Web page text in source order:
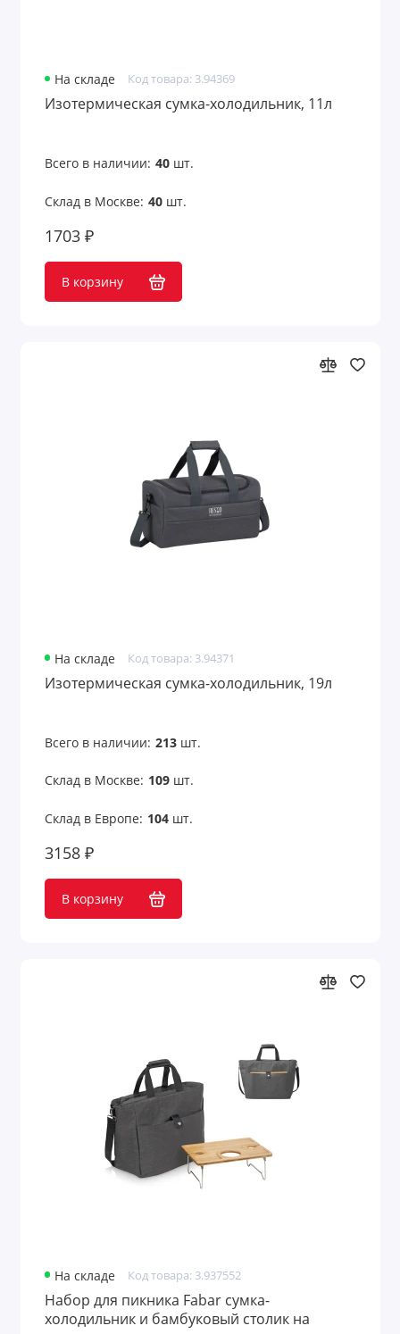
На складе Код товара: 3.94369
Изотермическая сумка-холодильник, 11л
Всего в наличии: 40шт.
Склад в Москве: 40шт.
1703 ₽
В корзину
На складе Код товара: 3.94371
Изотермическая сумка-холодильник, 19л
Всего в наличии: 213шт.
Склад в Москве: 109шт.
Склад в Европе: 104шт.
3158 ₽
В корзину
На складе Код товара: 3.937552
Набор для пикника Fabar сумка-
холодильник и бамбуковый столик на